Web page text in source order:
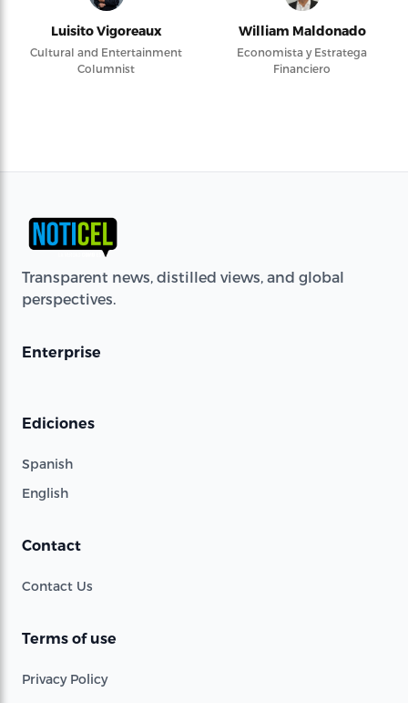
Luisito Vigoreaux
Cultural and Entertainment
Columnist
William Maldonado
Economista y Estratega
Financiero
Transparent news, distilled views, and global
perspectives.
Enterprise
Ediciones
Spanish
English
Contact
Contact Us
Terms of use
Privacy Policy